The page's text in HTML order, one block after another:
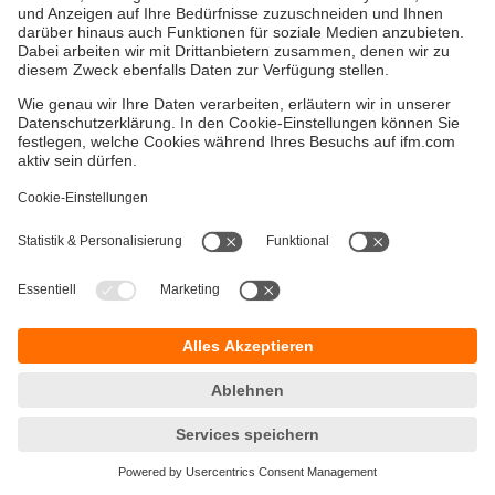
Versandkosten
Gewährleistung
Warenrücklieferungen
Kontakt
Standorte (EN)
AGB
Barrierefreiheit
Impressum
Datenschutz
Responsible Disclosure
ifm electronic gmbh
45128 Essen
Hotline 0800 / 16 16 16 4
info@ifm.com
2026
Verwandte Themen:
Abstandssensoren Bauform O5 mit Display
Abstandssensoren Bauform O1D